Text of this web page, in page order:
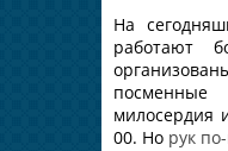
На
работают
милосердия
00. Но рук